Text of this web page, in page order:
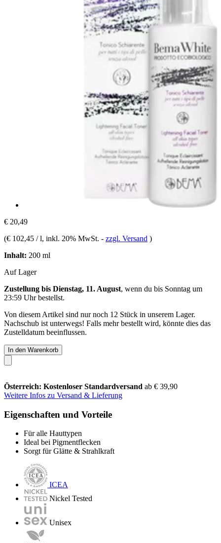
€ 20,49
(€ 102,45 / l, inkl. 20% MwSt. - zzgl. Versand )
Inhalt: 200 ml
Auf Lager
Zustellung bis Dienstag, 11. August, wenn du bis Sonntag um
23:59 Uhrbestellst.
Von diesem Artikel sind nur noch 12 Stück in unserem Lager.
Nachschub ist unterwegs! Falls mehr bestellt wird, könnte dies das
Zustelldatum beeinflussen.
In den Warenkorb
Österreich: Kostenloser Standardversand ab € 39,90
Weitere Infos zu Versand & Lieferung
Eigenschaften und Vorteile
Für alle Hauttypen
Ideal bei Pigmentflecken
Sorgt für Glätte & Strahlkraft
ICEA
Nickel Tested
Unisex